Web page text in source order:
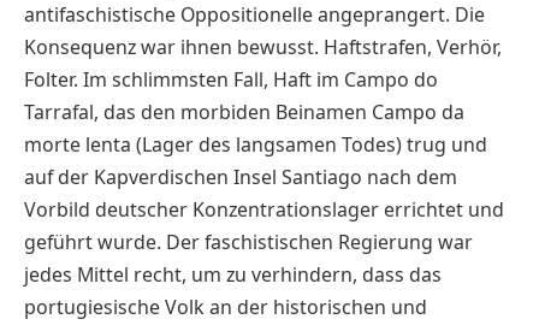
antifaschistische Oppositionelle angeprangert. Die
Konsequenz war ihnen bewusst. Haftstrafen, Verhör,
Folter. Im schlimmsten Fall, Haft im Campo do
Tarrafal, das den morbiden Beinamen Campo da
morte lenta (Lager des langsamen Todes) trug und
auf der Kapverdischen Insel Santiago nach dem
Vorbild deutscher Konzentrationslager errichtet und
geführt wurde. Der faschistischen Regierung war
jedes Mittel recht, um zu verhindern, dass das
portugiesische Volk an der historischen und